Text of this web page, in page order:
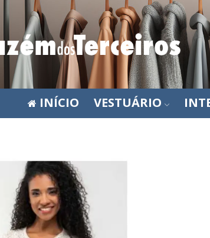
INÍCIO VESTUÁRIO